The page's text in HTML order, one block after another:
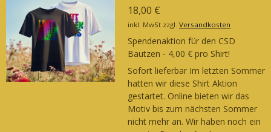
18,00 €
inkl. MwSt zzgl. Versandkosten
Spendenaktion für den CSD
Bautzen - 4,00 € pro Shirt!
Sofort lieferbar Im letzten Sommer
hatten wir diese Shirt Aktion
gestartet. Online bieten wir das
Motiv bis zum nächsten Sommer
nicht mehr an. Wir haben noch ein